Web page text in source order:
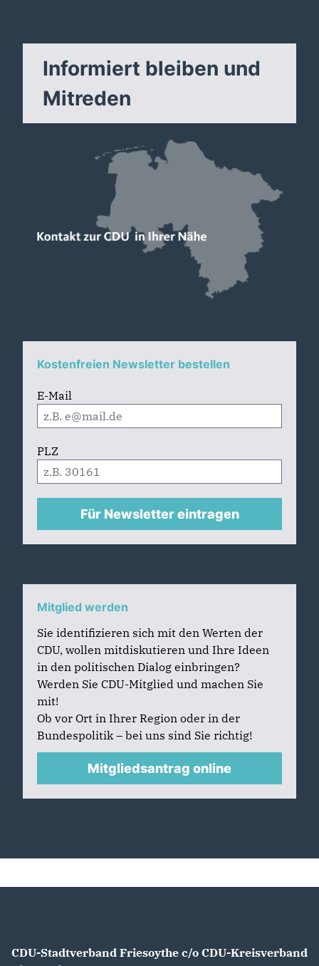
Informiert bleiben und
Mitreden
Kostenfreien Newsletter bestellen
E-Mail
PLZ
Für Newsletter eintragen
Mitglied werden
Sie identifizieren sich mit den Werten der
CDU, wollen mitdiskutieren und Ihre Ideen
in den politischen Dialog einbringen?
Werden Sie CDU-Mitglied und machen Sie
mit!
Ob vor Ort in Ihrer Region oder in der
Bundespolitik – bei uns sind Sie richtig!
Mitgliedsantrag online
CDU-Stadtverband Friesoythe c/o CDU-Kreisverband